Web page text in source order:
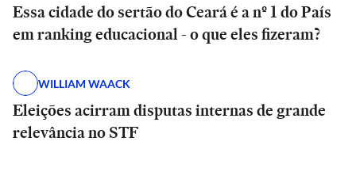
Essa cidade do sertão do Ceará é a nº 1 do País
em ranking educacional - o que eles fizeram?
WILLIAM WAACK
Eleições acirram disputas internas de grande
relevância no STF